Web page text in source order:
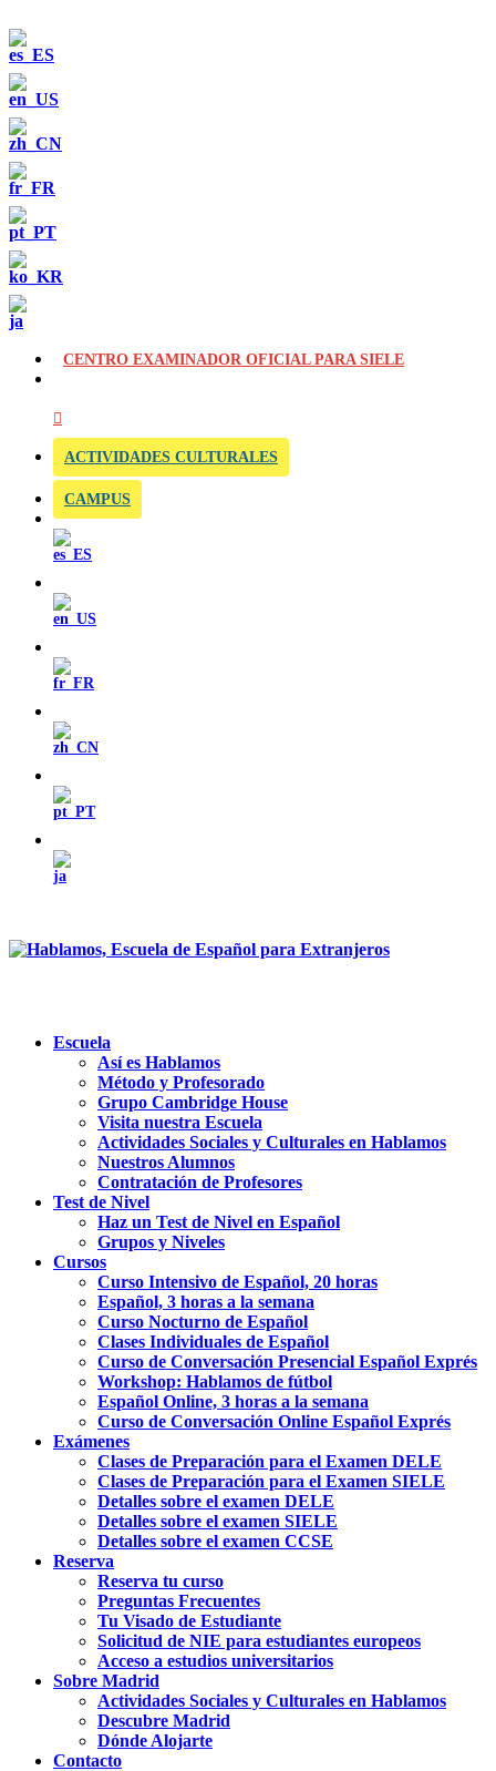
CENTRO EXAMINADOR OFICIAL PARA SIELE
ACTIVIDADES CULTURALES
CAMPUS
Escuela
Así es Hablamos
Método y Profesorado
Grupo Cambridge House
Visita nuestra Escuela
Actividades Sociales y Culturales en Hablamos
Nuestros Alumnos
Contratación de Profesores
Test de Nivel
Haz un Test de Nivel en Español
Grupos y Niveles
Cursos
Curso Intensivo de Español, 20 horas
Español, 3 horas a la semana
Curso Nocturno de Español
Clases Individuales de Español
Curso de Conversación Presencial Español Exprés
Workshop: Hablamos de fútbol
Español Online, 3 horas a la semana
Curso de Conversación Online Español Exprés
Exámenes
Clases de Preparación para el Examen DELE
Clases de Preparación para el Examen SIELE
Detalles sobre el examen DELE
Detalles sobre el examen SIELE
Detalles sobre el examen CCSE
Reserva
Reserva tu curso
Preguntas Frecuentes
Tu Visado de Estudiante
Solicitud de NIE para estudiantes europeos
Acceso a estudios universitarios
Sobre Madrid
Actividades Sociales y Culturales en Hablamos
Descubre Madrid
Dónde Alojarte
Contacto